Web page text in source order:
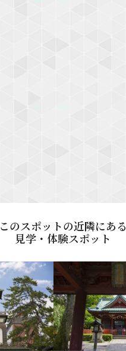
このスポットの近隣にある
見学・体験スポット